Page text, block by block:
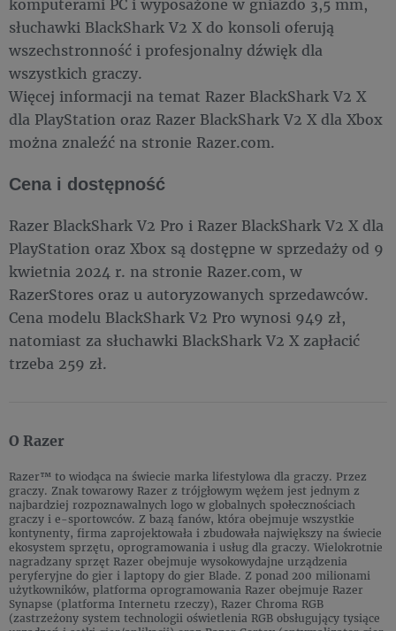
komputerami PC i wyposażone w gniazdo 3,5 mm,
słuchawki BlackShark V2 X do konsoli oferują
wszechstronność i profesjonalny dźwięk dla
wszystkich graczy.
Więcej informacji na temat Razer BlackShark V2 X
dla PlayStation oraz Razer BlackShark V2 X dla Xbox
można znaleźć na stronie Razer.com.
Cena i dostępność
Razer BlackShark V2 Pro i Razer BlackShark V2 X dla
PlayStation oraz Xbox są dostępne w sprzedaży od 9
kwietnia 2024 r. na stronie Razer.com, w
RazerStores oraz u autoryzowanych sprzedawców.
Cena modelu BlackShark V2 Pro wynosi 949 zł,
natomiast za słuchawki BlackShark V2 X zapłacić
trzeba 259 zł.
O Razer
Razer™ to wiodąca na świecie marka lifestylowa dla graczy. Przez
graczy. Znak towarowy Razer z trójgłowym wężem jest jednym z
najbardziej rozpoznawalnych logo w globalnych społecznościach
graczy i e-sportowców. Z bazą fanów, która obejmuje wszystkie
kontynenty, firma zaprojektowała i zbudowała największy na świecie
ekosystem sprzętu, oprogramowania i usług dla graczy. Wielokrotnie
nagradzany sprzęt Razer obejmuje wysokowydajne urządzenia
peryferyjne do gier i laptopy do gier Blade. Z ponad 200 milionami
użytkowników, platforma oprogramowania Razer obejmuje Razer
Synapse (platforma Internetu rzeczy), Razer Chroma RGB
(zastrzeżony system technologii oświetlenia RGB obsługujący tysiące